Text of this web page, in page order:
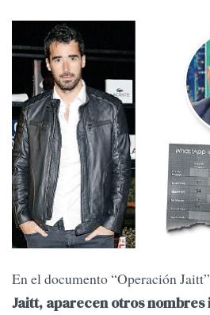
En el documento “Operación
Jaitt, aparecen otros